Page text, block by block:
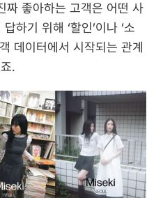
짜 좋아하는 고객은 어떤 사
하기 위해 ‘할인’이나 ‘소
데이터에서 시작되는 관계
.